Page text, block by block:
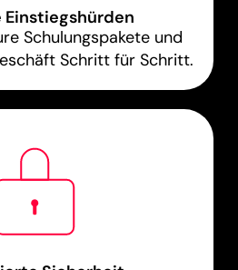
Einstiegshürden
Schulungspakete und
Schritt für Schritt.